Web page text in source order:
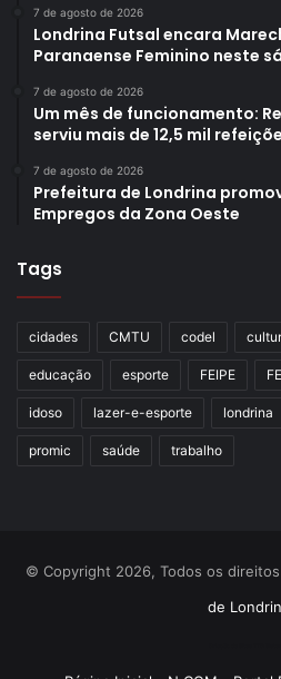
7 de agosto de 2026
Londrina Futsal encara
Paranaense Feminino neste
7 de agosto de 2026
Um mês de funcionamento:
serviu mais de 12,5 mil
7 de agosto de 2026
Prefeitura de Londrina
Empregos da Zona Oeste
Tags
cidades CMTU codel
educação esporte FEIPE
idoso lazer-e-esporte londrina
promic saúde trabalho
© Copyright 2026, Todos os
de